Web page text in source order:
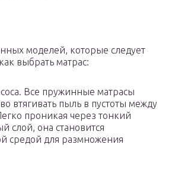
моделей, которые следует
выбрать матрас:
Все пружинные матрасы
втягивать пыль в пустоты между
проникая через тонкий
слой, она становится
средой для размножения